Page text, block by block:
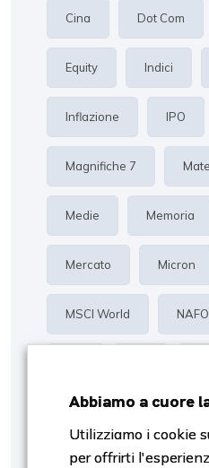
Cina Dot Com
Equity Indici
Inflazione IPO
Magnifiche 7
Medie Memoria
Mercato Micron
MSCI World
S&p500 Settori
Abbiamo a cuore
Utilizziamo i cookie
per offrirti